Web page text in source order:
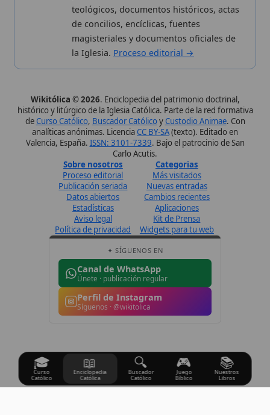
Publicación seriada
Datos abiertos
Aviso legal
Política de privacidad
Nuevas entradas
Cambios recientes
Aplicaciones
Kit de Prensa
Widgets para tu web
✦ SÍGUENOS EN
Únete · publicación regular
Perfil de Instagram
Síguenos · @wikitolica